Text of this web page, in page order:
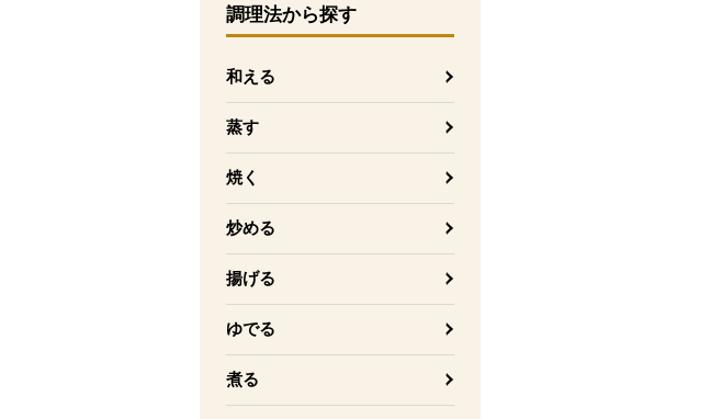
調理法から探す
和える
蒸す
焼く
炒める
揚げる
ゆでる
煮る